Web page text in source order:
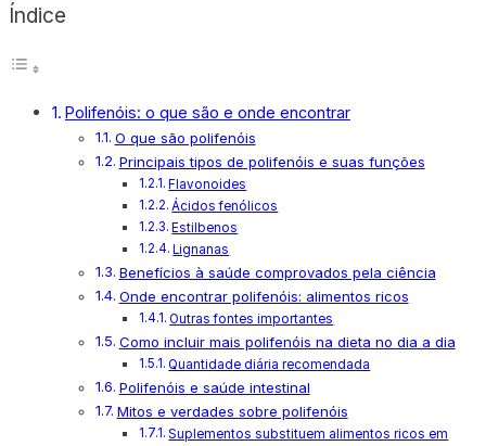
Índice
Polifenóis: o que são e onde encontrar
O que são polifenóis
Principais tipos de polifenóis e suas funções
Flavonoides
Ácidos fenólicos
Estilbenos
Lignanas
Benefícios à saúde comprovados pela ciência
Onde encontrar polifenóis: alimentos ricos
Outras fontes importantes
Como incluir mais polifenóis na dieta no dia a dia
Quantidade diária recomendada
Polifenóis e saúde intestinal
Mitos e verdades sobre polifenóis
Suplementos substituem alimentos ricos em